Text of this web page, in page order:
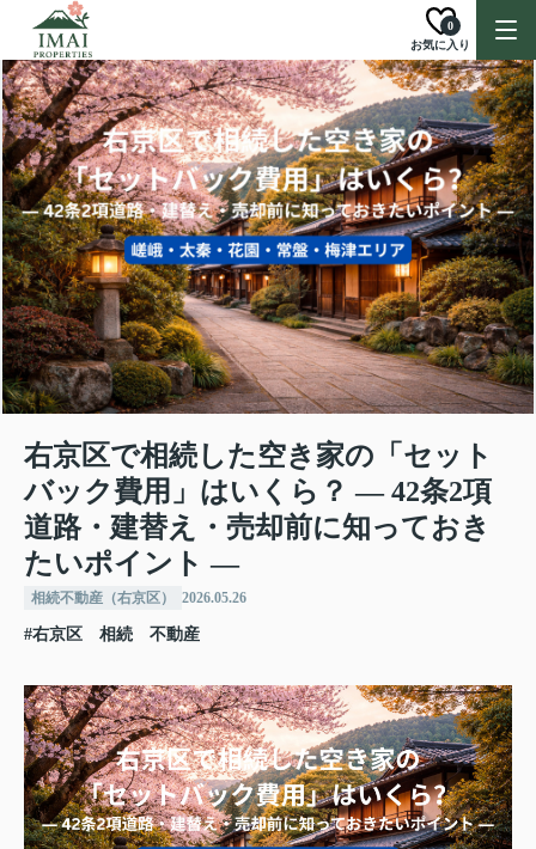
お気に入り
0
右京区で相続した空き家の「セット
バック費用」はいくら？ ― 42条2項
道路・建替え・売却前に知っておき
たいポイント ―
相続不動産（右京区） 2026.05.26
#右京区 相続 不動産